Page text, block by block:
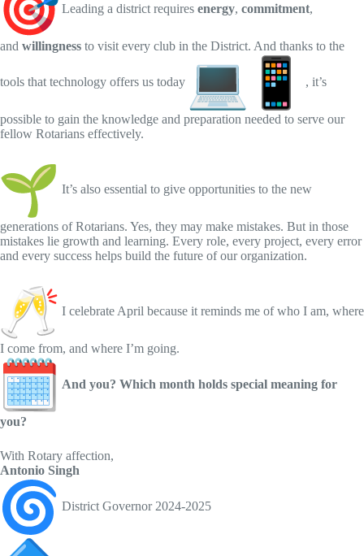
Leading a district requires energy, commitment,
and willingness to visit every club in the District. And thanks to the
tools that technology offers us today , it’s
possible to gain the knowledge and preparation needed to serve our
fellow Rotarians effectively.
It’s also essential to give opportunities to the new
generations of Rotarians. Yes, they may make mistakes. But in those
mistakes lie growth and learning. Every role, every project, every error
and every success helps build the future of our organization.
I celebrate April because it reminds me of who I am, where
I come from, and where I’m going.
And you? Which month holds special meaning for
you?
With Rotary affection,
Antonio Singh
District Governor 2024-2025